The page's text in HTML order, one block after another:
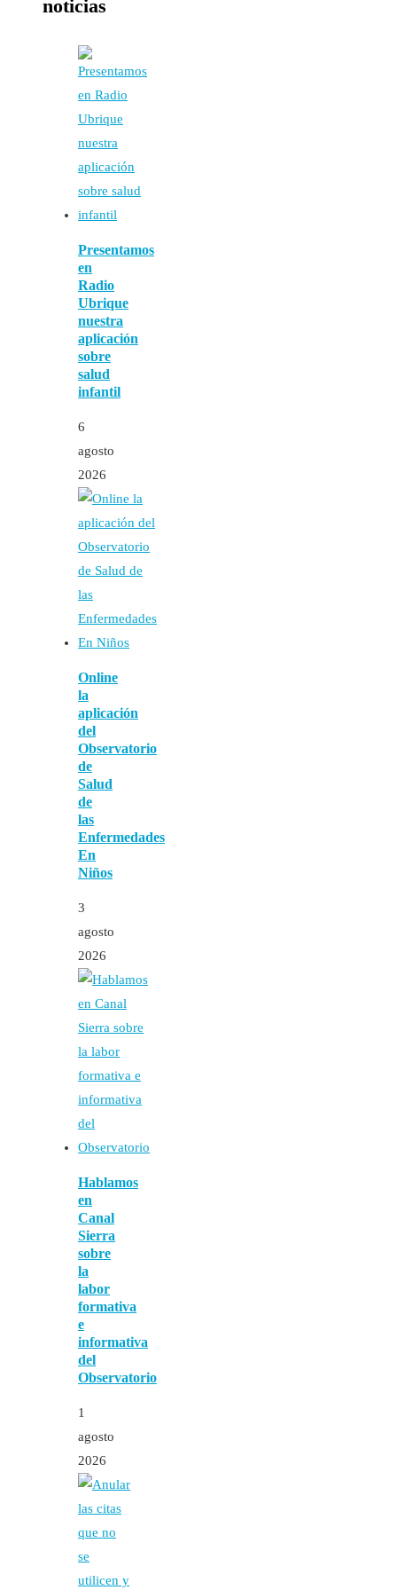
noticias
Presentamos
en
Radio
Ubrique
nuestra
aplicación
sobre
salud
infantil
6
agosto
2026
Online
la
aplicación
del
Observatorio
de
Salud
de
las
Enfermedades
En
Niños
3
agosto
2026
Hablamos
en
Canal
Sierra
sobre
la
labor
formativa
e
informativa
del
Observatorio
1
agosto
2026